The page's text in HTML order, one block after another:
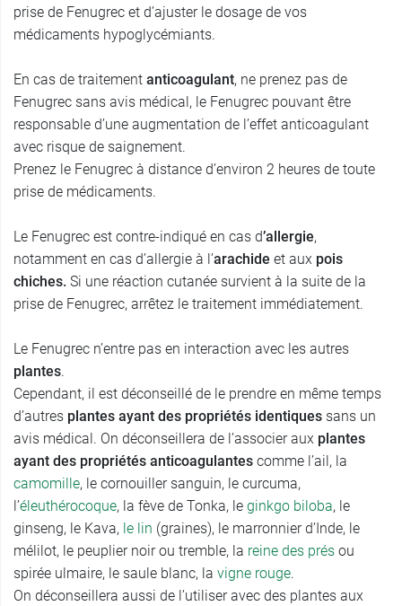
prise de Fenugrec et d’ajuster le dosage de vos
médicaments hypoglycémiants.
En cas de traitement anticoagulant, ne prenez pas de
Fenugrec sans avis médical, le Fenugrec pouvant être
responsable d’une augmentation de l’effet anticoagulant
avec risque de saignement.
Prenez le Fenugrec à distance d’environ 2 heures de toute
prise de médicaments.
Le Fenugrec est contre-indiqué en cas d’allergie,
notamment en cas d’allergie à l’arachide et aux pois
chiches. Si une réaction cutanée survient à la suite de la
prise de Fenugrec, arrêtez le traitement immédiatement.
Le Fenugrec n’entre pas en interaction avec les autres
plantes.
Cependant, il est déconseillé de le prendre en même temps
d’autres plantes ayant des propriétés identiques sans un
avis médical. On déconseillera de l’associer aux plantes
ayant des propriétés anticoagulantes comme l’ail, la
camomille, le cornouiller sanguin, le curcuma,
l’éleuthérocoque, la fève de Tonka, le ginkgo biloba, le
ginseng, le Kava, le lin (graines), le marronnier d’Inde, le
mélilot, le peuplier noir ou tremble, la reine des prés ou
spirée ulmaire, le saule blanc, la vigne rouge.
On déconseillera aussi de l’utiliser avec des plantes aux